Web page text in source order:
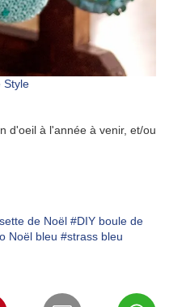
Style
d'oeil à l'année à venir, et/ou
de Noël #DIY boule de
Noël bleu #strass bleu